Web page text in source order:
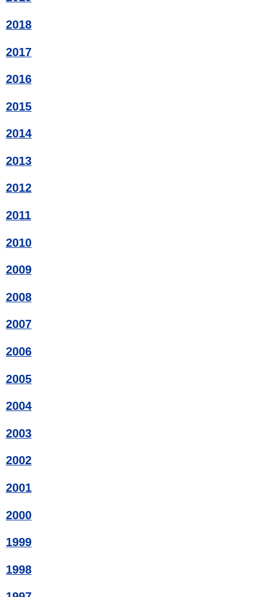
2018
2017
2016
2015
2014
2013
2012
2011
2010
2009
2008
2007
2006
2005
2004
2003
2002
2001
2000
1999
1998